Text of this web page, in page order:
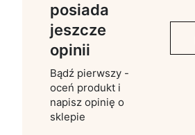
posiada
jeszcze
opinii
Bądź pierwszy -
oceń produkt i
napisz opinię o
sklepie